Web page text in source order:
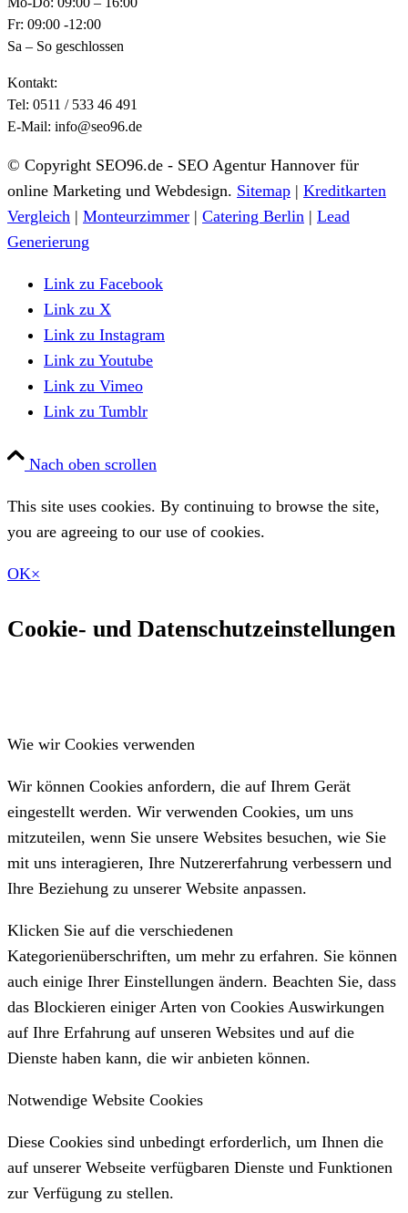
Fr: 09:00 -12:00
Sa – So geschlossen
Kontakt:
Tel: 0511 / 533 46 491
E-Mail: info@seo96.de
© Copyright SEO96.de - SEO Agentur Hannover für
online Marketing und Webdesign. Sitemap | Kreditkarten
Vergleich | Monteurzimmer | Catering Berlin | Lead
Generierung
Link zu Facebook
Link zu X
Link zu Instagram
Link zu Youtube
Link zu Vimeo
Link zu Tumblr
Nach oben scrollen
This site uses cookies. By continuing to browse the site,
you are agreeing to our use of cookies.
OK×
Cookie- und Datenschutzeinstellungen
Wie wir Cookies verwenden
Wir können Cookies anfordern, die auf Ihrem Gerät
eingestellt werden. Wir verwenden Cookies, um uns
mitzuteilen, wenn Sie unsere Websites besuchen, wie Sie
mit uns interagieren, Ihre Nutzererfahrung verbessern und
Ihre Beziehung zu unserer Website anpassen.
Klicken Sie auf die verschiedenen
Kategorienüberschriften, um mehr zu erfahren. Sie können
auch einige Ihrer Einstellungen ändern. Beachten Sie, dass
das Blockieren einiger Arten von Cookies Auswirkungen
auf Ihre Erfahrung auf unseren Websites und auf die
Dienste haben kann, die wir anbieten können.
Notwendige Website Cookies
Diese Cookies sind unbedingt erforderlich, um Ihnen die
auf unserer Webseite verfügbaren Dienste und Funktionen
zur Verfügung zu stellen.